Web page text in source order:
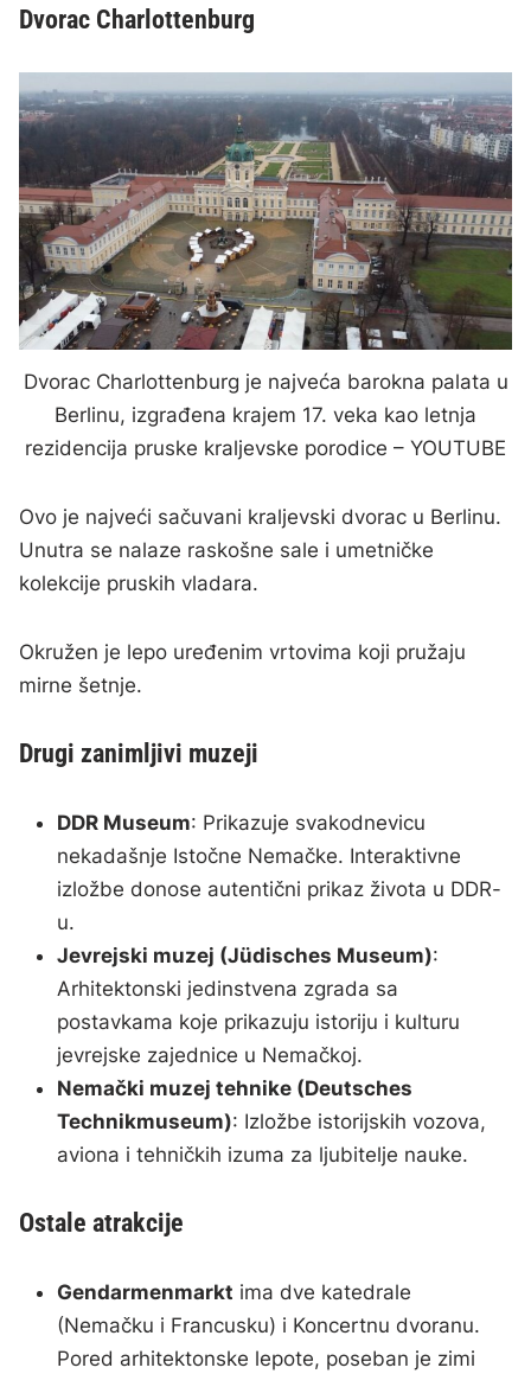
Dvorac Charlottenburg
Dvorac Charlottenburg je najveća barokna palata u
Berlinu, izgrađena krajem 17. veka kao letnja
rezidencija pruske kraljevske porodice – YOUTUBE
Ovo je najveći sačuvani kraljevski dvorac u Berlinu.
Unutra se nalaze raskošne sale i umetničke
kolekcije pruskih vladara.
Okružen je lepo uređenim vrtovima koji pružaju
mirne šetnje.
Drugi zanimljivi muzeji
DDR Museum: Prikazuje svakodnevicu
nekadašnje Istočne Nemačke. Interaktivne
izložbe donose autentični prikaz života u DDR-
u.
Jevrejski muzej (Jüdisches Museum):
Arhitektonski jedinstvena zgrada sa
postavkama koje prikazuju istoriju i kulturu
jevrejske zajednice u Nemačkoj.
Nemački muzej tehnike (Deutsches
Technikmuseum): Izložbe istorijskih vozova,
aviona i tehničkih izuma za ljubitelje nauke.
Ostale atrakcije
Gendarmenmarkt ima dve katedrale
(Nemačku i Francusku) i Koncertnu dvoranu.
Pored arhitektonske lepote, poseban je zimi